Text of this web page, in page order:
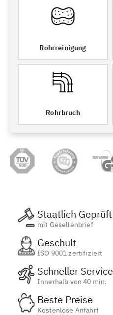
Rohrreinigung
Rohrbruch
Staatlich Geprüft
mit Gesellenbrief
Geschult
ISO 9001 zertifiziert
Schneller Service
Innerhalb von 40 min.
Beste Preise
Kostenlose Anfahrt